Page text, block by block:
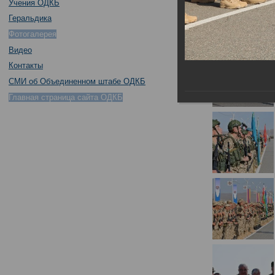
Учения ОДКБ
Геральдика
Фотогалерея
Видео
Контакты
СМИ об Объединенном штабе ОДКБ
Главная страница сайта ОДКБ